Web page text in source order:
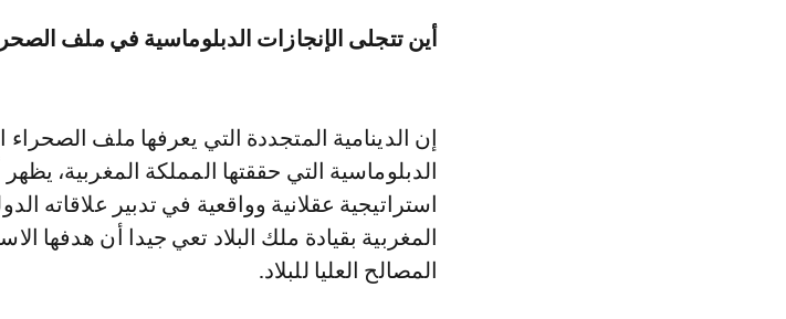
أين تتجلى الإنجازات الدبلوماسية في ملف الصحراء
إن الدينامية المتجددة التي يعرفها ملف الصحراء
الدبلوماسية التي حققتها المملكة المغربية،
استراتيجية عقلانية وواقعية في تدبير علاقاته
المغربية بقيادة ملك البلاد تعي جيدا أن هدفها
المصالح العليا للبلاد.